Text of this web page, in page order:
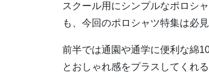
スクール用にシンプルなポロシ
も、今回のポロシャツ特集は必見
前半では通園や通学に便利な綿
とおしゃれ感をプラスしてくれ